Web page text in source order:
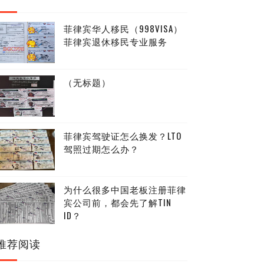
菲律宾华人移民（998VISA）
菲律宾退休移民专业服务
（无标题）
菲律宾驾驶证怎么换发？LTO
驾照过期怎么办？
为什么很多中国老板注册菲律
宾公司前，都会先了解TIN
ID？
荐阅读